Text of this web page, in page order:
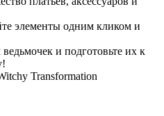
элементы одним кликом и
и подготовьте их к
Transformation